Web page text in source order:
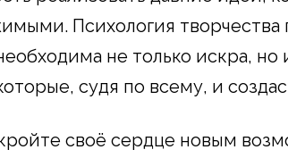
Психология творчества
не только искра,
судя по всему, и
своё сердце новым